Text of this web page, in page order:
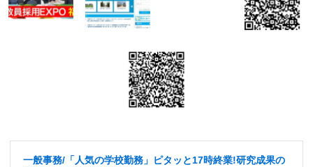
一般事務/「人気の学校勤務」ピタッと17時終業!研究成果の